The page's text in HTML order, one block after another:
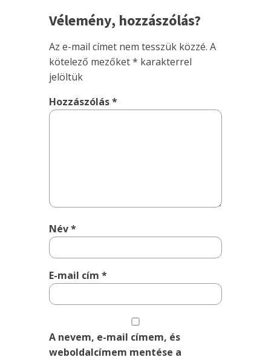
Vélemény, hozzászólás?
Az e-mail címet nem tesszük közzé. A
kötelező mezőket* karakterrel
jelöltük
Hozzászólás*
Név*
E-mail cím*
A nevem, e-mail címem, és
weboldalcímem mentése a